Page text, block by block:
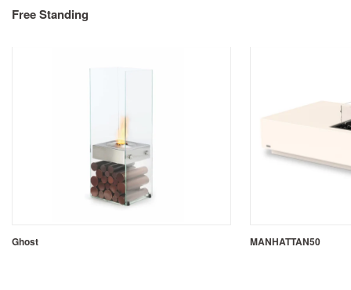
Free Standing
Ghost MANHATTAN50